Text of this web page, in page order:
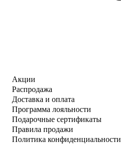
Акции
Распродажа
Доставка и оплата
Программа лояльности
Подарочные сертификаты
Правила продажи
Политика конфиденциальности